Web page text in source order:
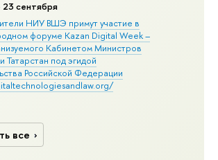
сентября
НИУ ВШЭ примут участие в
форуме Kazan Digital Week –
Кабинетом Министров
Татарстан под эгидой
Российской Федерации
все